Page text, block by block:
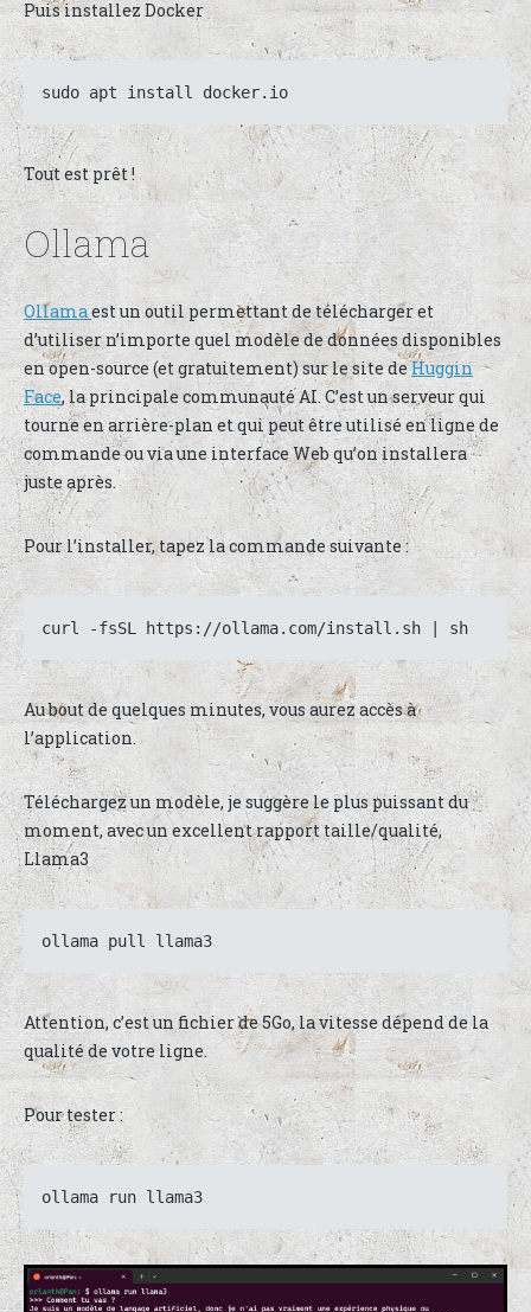
Puis installez Docker
sudo apt install docker.io
Tout est prêt !
Ollama
Ollamaest un outil permettant de télécharger et
d’utiliser n’importe quel modèle de données disponibles
en open-source (et gratuitement) sur le site deHuggin
Face, la principale communauté AI. C’est un serveur qui
tourne en arrière-plan et qui peut être utilisé en ligne de
commande ou via une interface Web qu’on installera
juste après.
Pour l’installer, tapez la commande suivante :
curl -fsSL https://ollama.com/install.sh | sh
Au bout de quelques minutes, vous aurez accès à
l’application.
Téléchargez un modèle, je suggère le plus puissant du
moment, avec un excellent rapport taille/qualité,
Llama3
ollama pull llama3
Attention, c’est un fichier de 5Go, la vitesse dépend de la
qualité de votre ligne.
Pour tester :
ollama run llama3